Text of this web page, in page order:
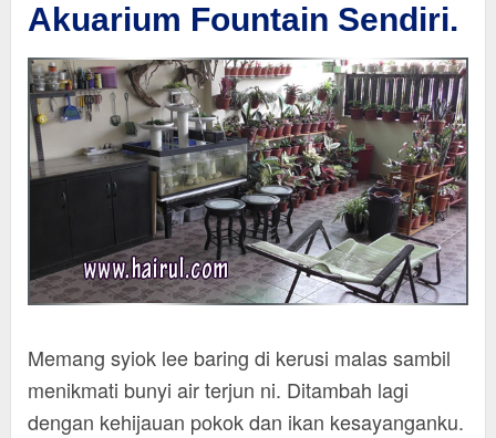
Akuarium Fountain Sendiri.
Memang syiok lee baring di kerusi malas sambil
menikmati bunyi air terjun ni. Ditambah lagi
dengan kehijauan pokok dan ikan kesayanganku.